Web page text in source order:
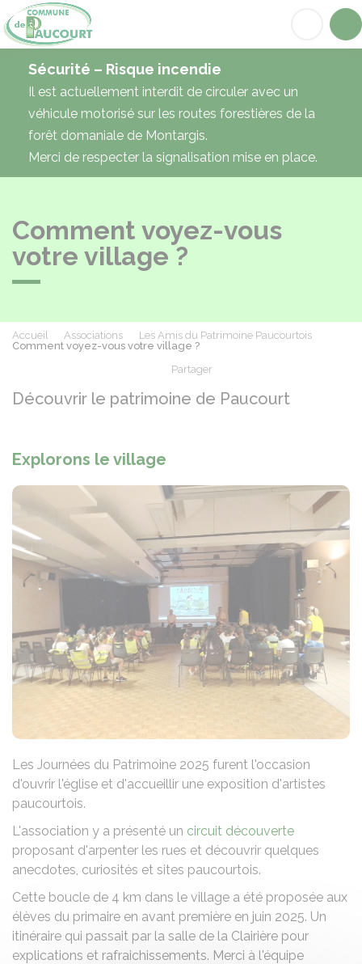
Sécurité – Risque incendie
Il est actuellement interdit de circuler avec un
véhicule motorisé sur les routes forestières de la
forêt domaniale de Montargis.
Merci de respecter la signalisation mise en place.
Comment voyez-vous
votre village ?
Accueil Associations
Les Amis du Patrimoine Paucourtois
Comment voyez-vous votre village ?
Partager
Découvrir le patrimoine de Paucourt
Explorons le village
Les Journées du Patrimoine 2025 furent l'occasion
d'ouvrir l'église et d'accueillir une exposition d'artistes
paucourtois.
L'association y a présenté un circuit découverte
proposant d'arpenter les rues et découvrir quelques
anecdotes, curiosités et sites paucourtois.
Cette boucle de 4 km dans le village a été proposée aux
élèves du primaire en avant première en juin 2025. Un
itinéraire qui passait par la salle de la Clairière pour
explications et rafraichissements. Merci à l'équipe